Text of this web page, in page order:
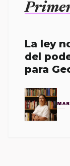
La ley
del
para